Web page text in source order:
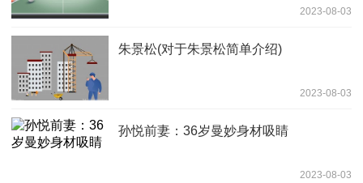
2023-08-03
朱景松(对于朱景松简单介绍)
2023-08-03
孙悦前妻：36岁曼妙身材吸睛
2023-08-03